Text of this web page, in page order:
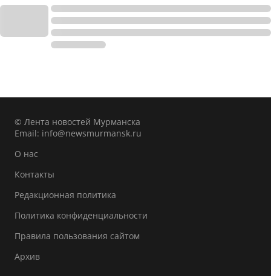
© Лента новостей Мурманска
Email: info@newsmurmansk.ru
О нас
Контакты
Редакционная политика
Политика конфиденциальности
Правила пользования сайтом
Архив